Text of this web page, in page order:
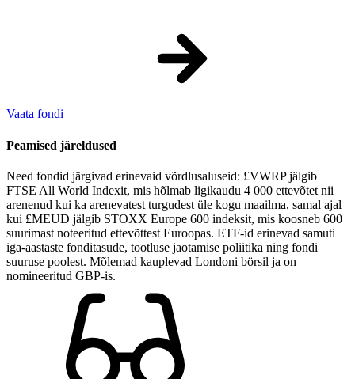
Vaata fondi
Peamised järeldused
Need fondid järgivad erinevaid võrdlusaluseid: £VWRP jälgib
FTSE All World Indexit, mis hõlmab ligikaudu 4 000 ettevõtet nii
arenenud kui ka arenevatest turgudest üle kogu maailma, samal ajal
kui £MEUD jälgib STOXX Europe 600 indeksit, mis koosneb 600
suurimast noteeritud ettevõttest Euroopas. ETF-id erinevad samuti
iga-aastaste fonditasude, tootluse jaotamise poliitika ning fondi
suuruse poolest. Mõlemad kauplevad Londoni börsil ja on
nomineeritud GBP-is.